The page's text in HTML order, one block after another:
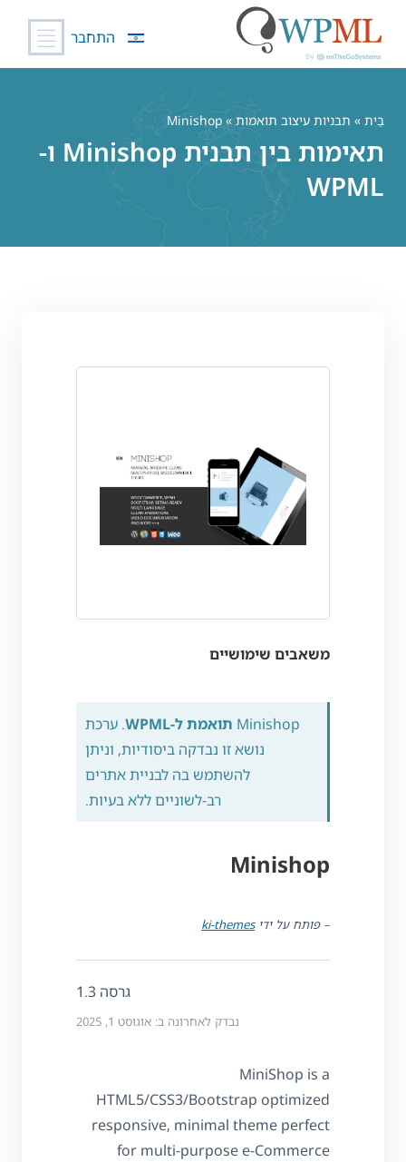
התחבר
בַּיִת » תבניות עיצוב תואמות » Minishop
תאימות בין תבנית Minishop ו-
WPML
משאבים שימושיים
Minishop תואמת ל-WPML
. ערכת
נושא זו נבדקה ביסודיות, וניתן
להשתמש בה לבניית אתרים
רב-לשוניים ללא בעיות.
Minishop
– פותח על ידיki-themes
גרסה 1.3
נבדק לאחרונה ב: אוגוסט 1, 2025
MiniShop is a
HTML5/CSS3/Bootstrap optimized
responsive, minimal theme perfect
for multi-purpose e-Commerce